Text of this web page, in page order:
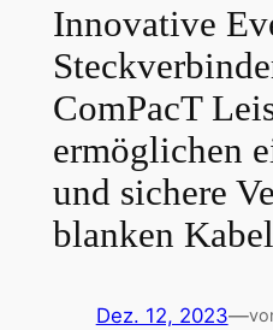
Innovative
ComPacT
ermöglichen
und sichere
blanken
Dez. 12, 2023—